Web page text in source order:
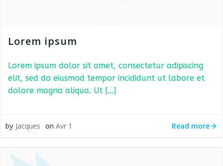
Lorem ipsum
Lorem ipsum dolor sit amet, consectetur adipiscing
elit, sed do eiusmod tempor incididunt ut labore et
dolore magna aliqua. Ut […]
by Jacques on Avr 1 Read more